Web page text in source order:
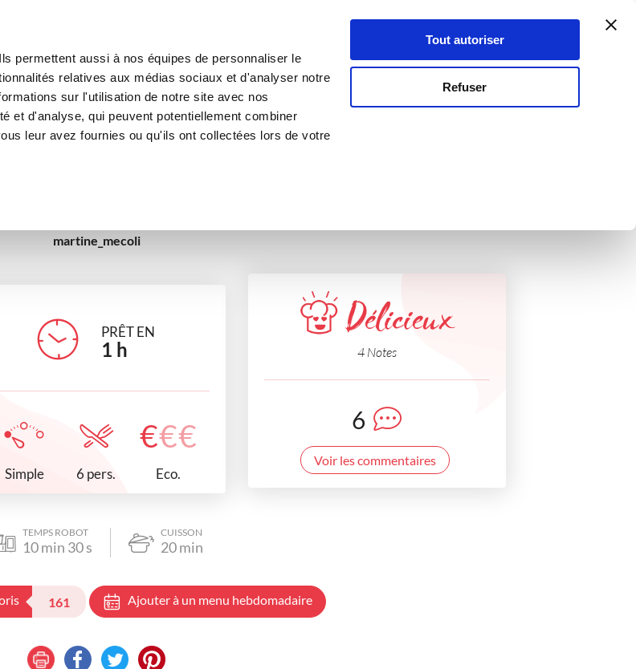
permettent aussi à nos équipes de personnaliser le
relatives aux médias sociaux et d'analyser notre
sur l'utilisation de notre site avec nos
et d'analyse, qui peuvent potentiellement combiner
leur avez fournies ou qu'ils ont collectées lors de votre
Tout autoriser
Refuser
Se connecter
au chocolat
régions Tea time Petits gourmands Pour recevoir
Recettes de grand-mère
martine_mecoli
PRÊT EN
1 h
Simple 6 pers.
€€€
Eco.
Délicieux
4 Notes
6
Voir les commentaires
TEMPS ROBOT
10min 30s
CUISSON
20min
161 Ajouter à un menu hebdomadaire